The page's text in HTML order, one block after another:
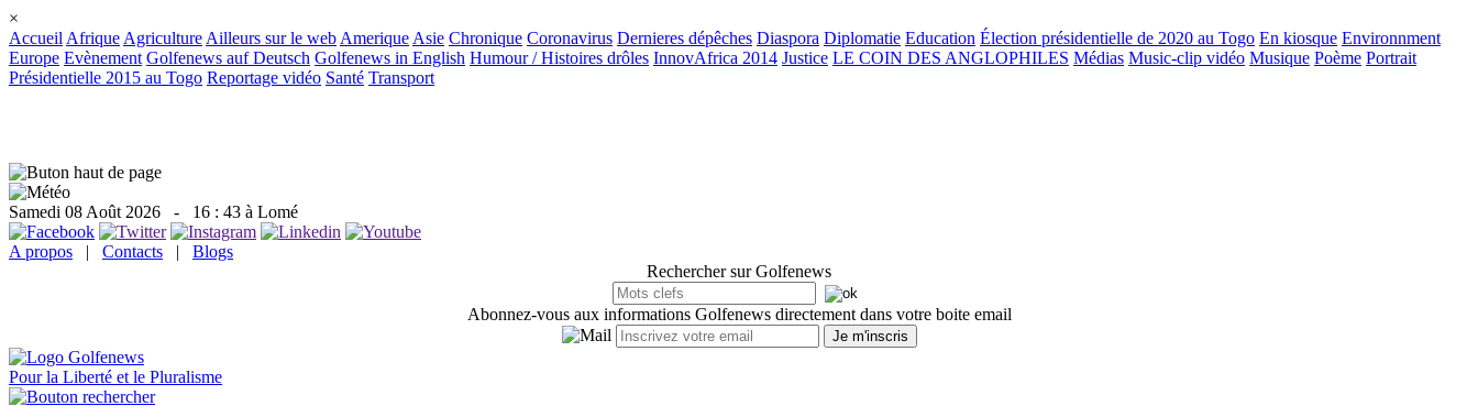
×
Accueil Afrique Agriculture Ailleurs sur le web Amerique Asie Chronique Coronavirus Dernieres dépêches Diaspora Diplomatie Education Élection présidentielle de 2020 au Togo En kiosque Environnment
Europe Evènement Golfenews auf Deutsch Golfenews in English Humour / Histoires drôles InnovAfrica 2014 Justice LE COIN DES ANGLOPHILES Médias Music-clip vidéo Musique Poème Portrait
Présidentielle 2015 au Togo Reportage vidéo Santé Transport
Samedi 08 Août 2026 - 16 : 43 à Lomé
A propos | Contacts | Blogs
Rechercher sur Golfenews
Abonnez-vous aux informations Golfenews directement dans votre boite email
Pour la Liberté et le Pluralisme